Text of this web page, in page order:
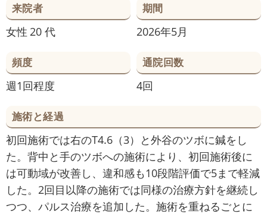
来院者
女性 20 代
期間
2026年5月
頻度
週1回程度
通院回数
4回
施術と経過
初回施術では右のT4.6（3）と外谷のツボに鍼をし
た。背中と手のツボへの施術により、初回施術後に
は可動域が改善し、違和感も10段階評価で5まで軽減
した。2回目以降の施術では同様の治療方針を継続し
つつ、パルス治療を追加した。施術を重ねるごとに